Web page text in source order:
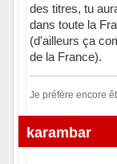
des titres, tu
dans toute la
(d'ailleurs ça
de la France).
Je préfère encore
Hors ligne
karambar